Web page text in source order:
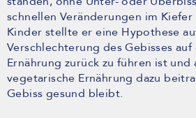
schnellen Veränderungen im
Kinder stellte er eine Hypothese
Verschlechterung des Gebisses
Ernährung zurück zu führen ist und
vegetarische Ernährung dazu
Gebiss gesund bleibt.